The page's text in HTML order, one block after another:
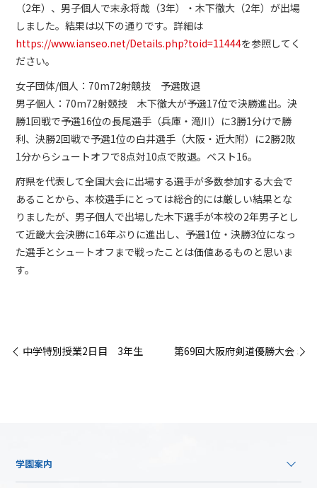
（2年）、男子個人で末永将哉（3年）・木下徹大（2年）が出場
しました。結果は以下の通りです。詳細は
https://www.ianseo.net/Details.php?toid=11444を参照してく
ださい。
女子団体/個人：70m72射競技 予選敗退
男子個人：70m72射競技 木下徹大が予選17位で決勝進出。決
勝1回戦で予選16位の長尾選手（兵庫・滝川）に3勝1分けで勝
利、決勝2回戦で予選1位の白井選手（大阪・近大附）に2勝2敗
1分からシュートオフで8点対10点で敗退。ベスト16。
府県を代表して全国大会に出場する選手が多数参加する大会で
あることから、本校選手にとっては総合的には厳しい結果とな
りましたが、男子個人で出場した木下選手が本校の2年男子とし
て近畿大会決勝に16年ぶりに進出し、予選1位・決勝3位になっ
た選手とシュートオフまで戦ったことは価値あるものと思いま
す。
« 中学特別授業2日目 3年生 第69回大阪府剣道優勝大会 »
学園案内